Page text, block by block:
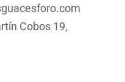
Cobos 19,